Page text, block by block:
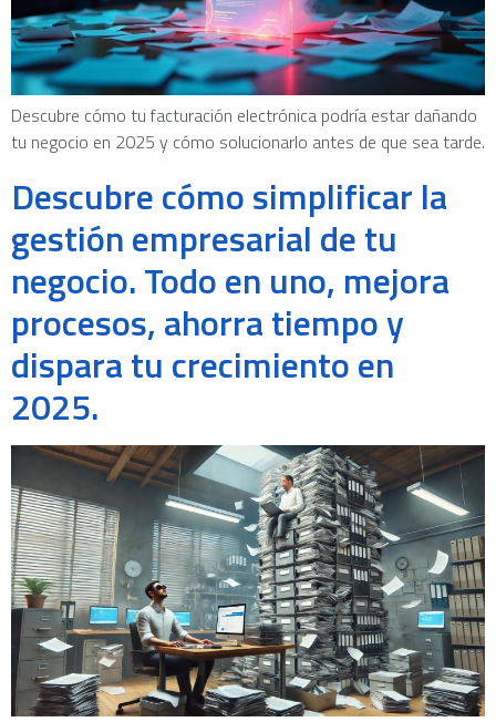
Descubre cómo tu facturación electrónica podría estar dañando
tu negocio en 2025 y cómo solucionarlo antes de que sea tarde.
Descubre cómo simplificar la
gestión empresarial de tu
negocio. Todo en uno, mejora
procesos, ahorra tiempo y
dispara tu crecimiento en
2025.